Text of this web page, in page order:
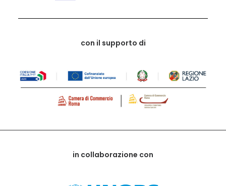
con il supporto di
in collaborazione con